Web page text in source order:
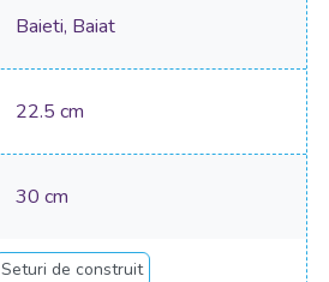
Baieti, Baiat
22.5 cm
30 cm
Seturi de construit